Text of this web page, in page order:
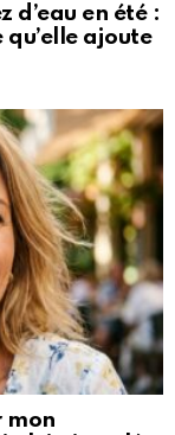
d’eau en été :
ajoute
mon